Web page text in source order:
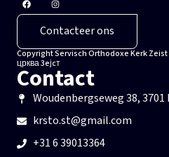
Contacteer ons
Copyright Servisch Orthodoxe Kerk
црква 3eјcт
Contact
Woudenbergseweg 38, 3701
krsto.st@gmail.com
+31 6 39013364